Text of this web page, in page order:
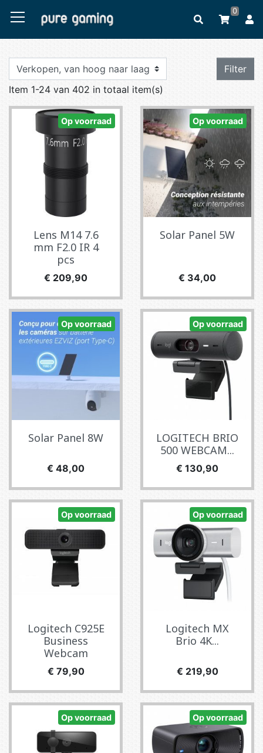
0
Filter
Item 1-24 van 402 in totaal item(s)
Op voorraad
Lens M14 7.6
mm F2.0 IR 4
pcs
Prijs
€ 209,90
Op voorraad
Solar Panel 5W
Prijs
€ 34,00
Op voorraad
Solar Panel 8W
Prijs
€ 48,00
Op voorraad
LOGITECH BRIO
500 WEBCAM...
Prijs
€ 130,90
Op voorraad
Logitech C925E
Business
Webcam
Prijs
€ 79,90
Op voorraad
Logitech MX
Brio 4K...
Prijs
€ 219,90
Op voorraad Op voorraad